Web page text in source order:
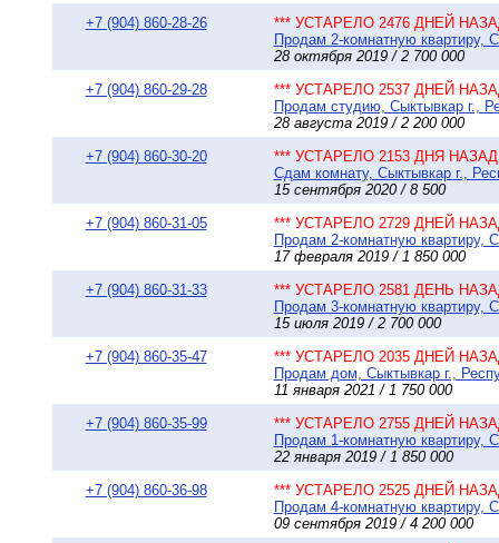
+7 (904) 860-28-26
*** УСТАРЕЛО 2476 ДНЕЙ
Продам 2-комнатную квартиру,
28 октября 2019 / 2 700 000
+7 (904) 860-29-28
*** УСТАРЕЛО 2537 ДНЕЙ
Продам студию, Сыктывкар г.,
28 августа 2019 / 2 200 000
+7 (904) 860-30-20
*** УСТАРЕЛО 2153 ДНЯ НАЗАД
Сдам комнату, Сыктывкар г.,
15 сентября 2020 / 8 500
+7 (904) 860-31-05
*** УСТАРЕЛО 2729 ДНЕЙ
Продам 2-комнатную квартиру,
17 февраля 2019 / 1 850 000
+7 (904) 860-31-33
*** УСТАРЕЛО 2581 ДЕНЬ
Продам 3-комнатную квартиру,
15 июля 2019 / 2 700 000
+7 (904) 860-35-47
*** УСТАРЕЛО 2035 ДНЕЙ
Продам дом, Сыктывкар г.,
11 января 2021 / 1 750 000
+7 (904) 860-35-99
*** УСТАРЕЛО 2755 ДНЕЙ
Продам 1-комнатную квартиру,
22 января 2019 / 1 850 000
+7 (904) 860-36-98
*** УСТАРЕЛО 2525 ДНЕЙ
Продам 4-комнатную квартиру,
09 сентября 2019 / 4 200 000